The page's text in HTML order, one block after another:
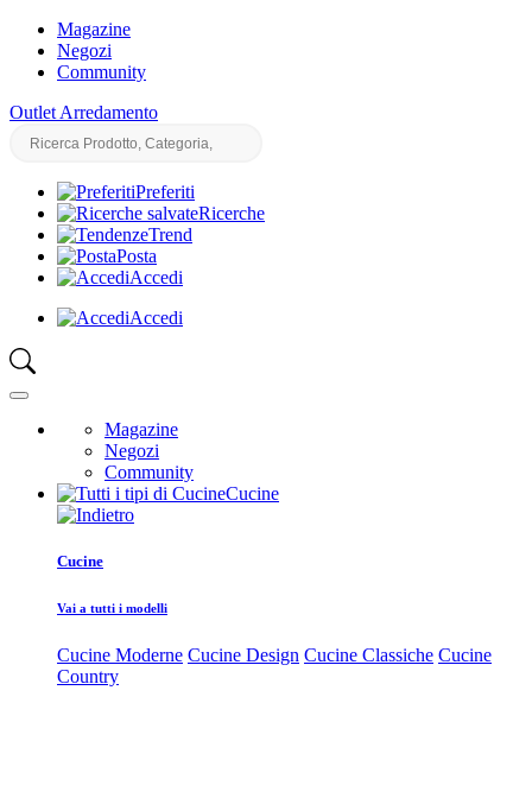
Magazine
Negozi
Community
Outlet Arredamento
Preferiti
Ricerche
Trend
Posta
Accedi
Accedi
Magazine
Negozi
Community
Cucine
Cucine
Vai a tutti i modelli
Cucine Moderne Cucine Design Cucine Classiche Cucine
Country